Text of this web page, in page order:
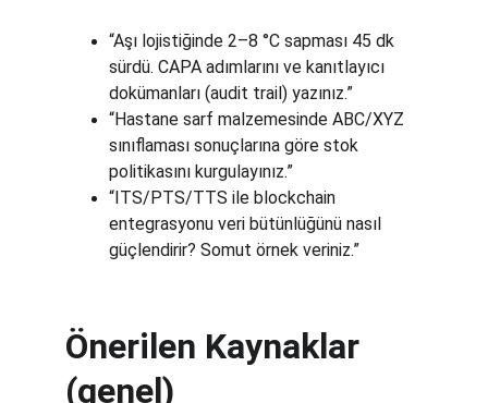
“Aşı lojistiğinde 2–8 °C sapması 45 dk
sürdü. CAPA adımlarını ve kanıtlayıcı
dokümanları (audit trail) yazınız.”
“Hastane sarf malzemesinde ABC/XYZ
sınıflaması sonuçlarına göre stok
politikasını kurgulayınız.”
“ITS/PTS/TTS ile blockchain
entegrasyonu veri bütünlüğünü nasıl
güçlendirir? Somut örnek veriniz.”
Önerilen Kaynaklar
(genel)